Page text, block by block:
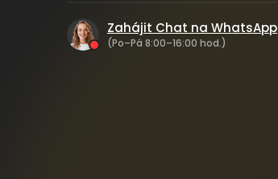
Zahájit Chat na WhatsApp
(Po–Pá 8:00–16:00 hod.)